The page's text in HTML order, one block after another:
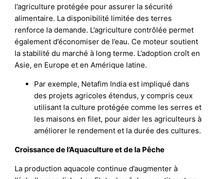
l’agriculture protégée pour assurer la sécurité
alimentaire. La disponibilité limitée des terres
renforce la demande. L’agriculture contrôlée permet
également d’économiser de l’eau. Ce moteur soutient
la stabilité du marché à long terme. L’adoption croît en
Asie, en Europe et en Amérique latine.
Par exemple, Netafim India est impliqué dans
des projets agricoles étendus, y compris ceux
utilisant la culture protégée comme les serres et
les maisons en filet, pour aider les agriculteurs à
améliorer le rendement et la durée des cultures.
Croissance de l’Aquaculture et de la Pêche
La production aquacole continue d’augmenter à